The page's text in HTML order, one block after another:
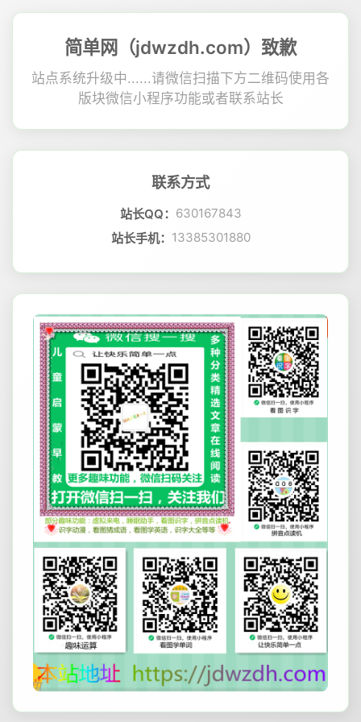
简单网（jdwzdh.com）致歉
站点系统升级中......请微信扫描下方二维码使用各
版块微信小程序功能或者联系站长
联系方式
站长QQ： 630167843
站长手机： 13385301880